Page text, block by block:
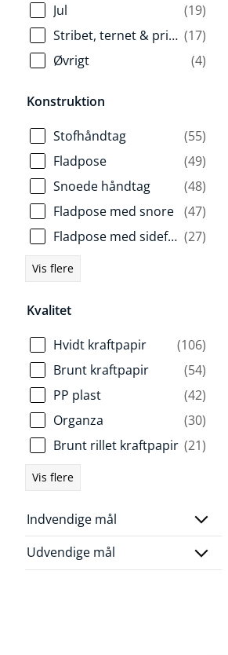
Jul
(19)
Stribet, ternet & prikket (17)
Øvrigt
(4)
Konstruktion
Stofhåndtag
(55)
Fladpose
(49)
Snoede håndtag
(48)
Fladpose med snore (47)
Fladpose med sidefals og limluk (27)
Vis flere
Kvalitet
Hvidt kraftpapir
(106)
Brunt kraftpapir
(54)
PP plast
(42)
Organza
(30)
Brunt rillet kraftpapir (21)
Vis flere
Indvendige mål
Udvendige mål